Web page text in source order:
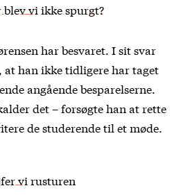
vi ikke spurgt?
har besvaret. I sit svar
at han ikke tidligere har taget
angående besparelserne.
det – forsøgte han at rette
de studerende til et møde.
vi rusturen